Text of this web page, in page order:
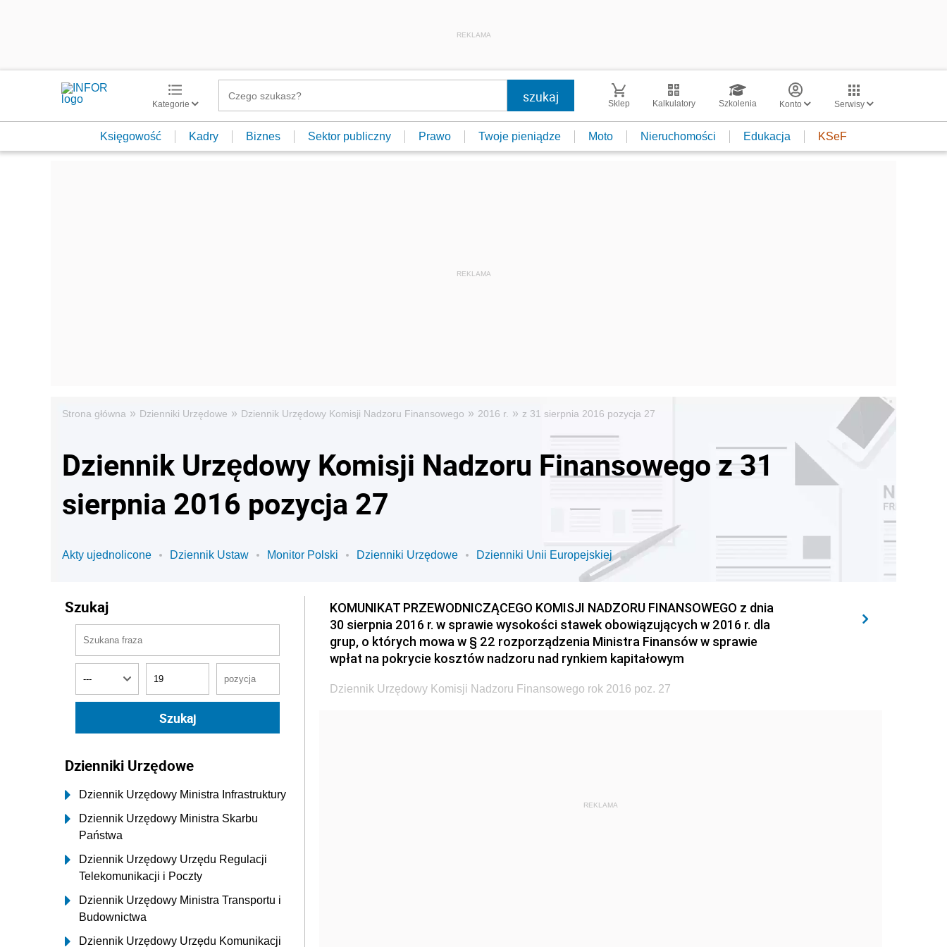
REKLAMA
Kategorie Sklep Kalkulatory Szkolenia Konto Serwisy
Księgowość Kadry Biznes Sektor publiczny Prawo Twoje pieniądze Moto Nieruchomości Edukacja KSeF
Strona główna » Dzienniki Urzędowe » Dziennik Urzędowy Komisji Nadzoru Finansowego » 2016 r. » z 31 sierpnia 2016 pozycja 27
Dziennik Urzędowy Komisji Nadzoru Finansowego z 31
sierpnia 2016 pozycja 27
Akty ujednolicone Dziennik Ustaw Monitor Polski Dzienniki Urzędowe Dzienniki Unii Europejskiej
Szukaj
Dzienniki Urzędowe
Dziennik Urzędowy Ministra Infrastruktury
Dziennik Urzędowy Ministra Skarbu
Państwa
Dziennik Urzędowy Urzędu Regulacji
Telekomunikacji i Poczty
Dziennik Urzędowy Ministra Transportu i
Budownictwa
Dziennik Urzędowy Urzędu Komunikacji
KOMUNIKAT PRZEWODNICZĄCEGO KOMISJI NADZORU FINANSOWEGO z dnia
30 sierpnia 2016 r. w sprawie wysokości stawek obowiązujących w 2016 r. dla
grup, o których mowa w § 22 rozporządzenia Ministra Finansów w sprawie
wpłat na pokrycie kosztów nadzoru nad rynkiem kapitałowym
Dziennik Urzędowy Komisji Nadzoru Finansowego rok 2016 poz. 27
REKLAMA